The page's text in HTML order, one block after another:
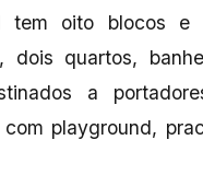
tem oito blocos e
dois quartos,
a
playground,